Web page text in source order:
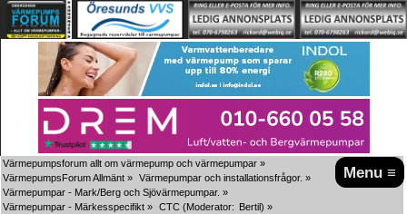
Menu ≡
Värmepumpsforum allt om värmepump och värmepumpar »
VärmepumpsForum Allmänt » Värmepumpar och installationsfrågor. »
Värmepumpar - Mark/Berg och Sjövärmepumpar. »
Värmepumpar - Märkesspecifikt » CTC (Moderator: Bertil) »